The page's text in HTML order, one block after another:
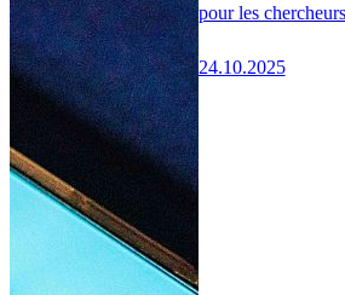
pour les chercheurs
24.10.2025